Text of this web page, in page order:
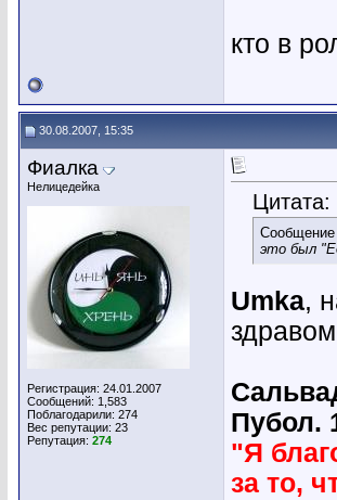
кто в
30.08.2007, 15:35
Фиалка
Нелицедейка
Регистрация: 24.01.2007
Сообщений: 1,583
Поблагодарили: 274
Вес репутации: 23
Репутация: 274
Цитата:
Сообщение
это был
Umka,
Пубол.
"Я
за то,